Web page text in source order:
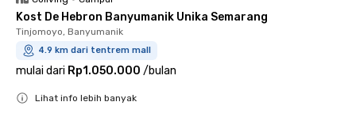
Kost De Hebron Banyumanik Unika Semarang
Tinjomoyo, Banyumanik
4.9 km dari tentrem mall
mulai dari Rp1.050.000 /bulan
Lihat info lebih banyak